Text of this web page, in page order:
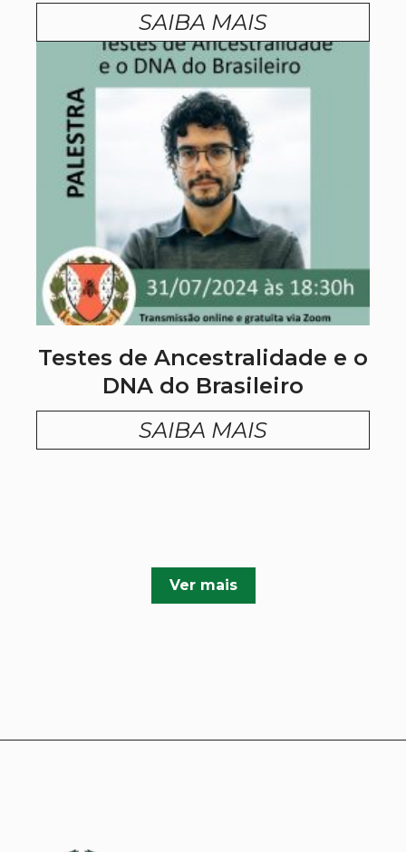
SAIBA MAIS
Testes de Ancestralidade e o
DNA do Brasileiro
SAIBA MAIS
Ver mais